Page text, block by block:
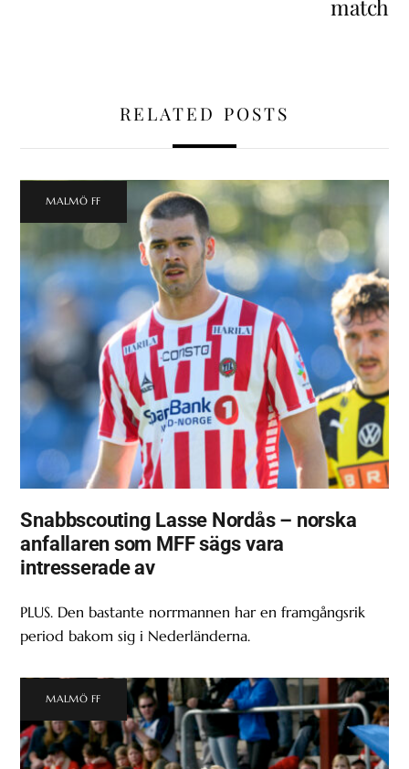
match
RELATED POSTS
MALMÖ FF
Snabbscouting Lasse Nordås – norska
anfallaren som MFF sägs vara
intresserade av
PLUS. Den bastante norrmannen har en framgångsrik
period bakom sig i Nederländerna.
MALMÖ FF